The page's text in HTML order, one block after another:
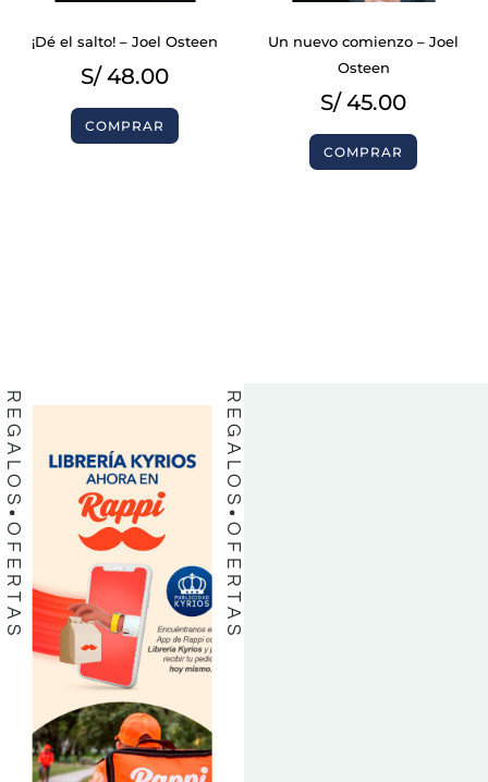
¡Dé el salto! – Joel Osteen
S/48.00
COMPRAR
Un nuevo comienzo – Joel
Osteen
S/45.00
COMPRAR
REGALOS
OFERTAS
REGALOS
OFERTAS